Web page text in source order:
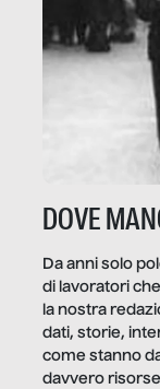
DOVE
Da anni solo
di lavoratori
la nostra
dati, storie,
come stanno
davvero